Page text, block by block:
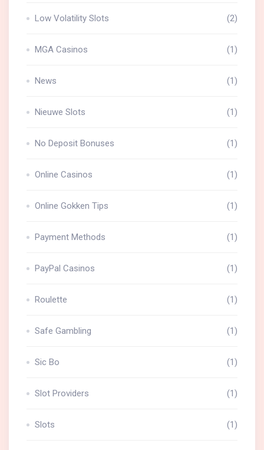
Low Volatility Slots (2)
MGA Casinos (1)
News (1)
Nieuwe Slots (1)
No Deposit Bonuses (1)
Online Casinos (1)
Online Gokken Tips (1)
Payment Methods (1)
PayPal Casinos (1)
Roulette (1)
Safe Gambling (1)
Sic Bo (1)
Slot Providers (1)
Slots (1)